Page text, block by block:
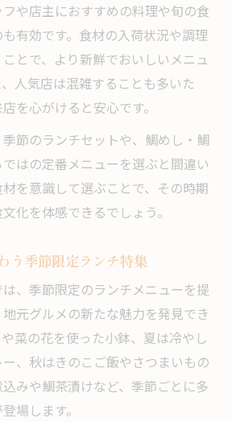
や店主におすすめの料理や旬の食
有効です。食材の入荷状況や調理
とで、より新鮮でおいしいメニュ
人気店は混雑することも多いた
を心がけると安心です。
節のランチセットや、鯛めし・鯛
はの定番メニューを選ぶと間違い
を意識して選ぶことで、その時期
化を体感できるでしょう。
う季節限定ランチ特集
、季節限定のランチメニューを提
元グルメの新たな魅力を発見でき
菜の花を使った小鉢、夏は冷やし
、秋はきのこご飯やさつまいもの
みや鯛茶漬けなど、季節ごとに多
場します。